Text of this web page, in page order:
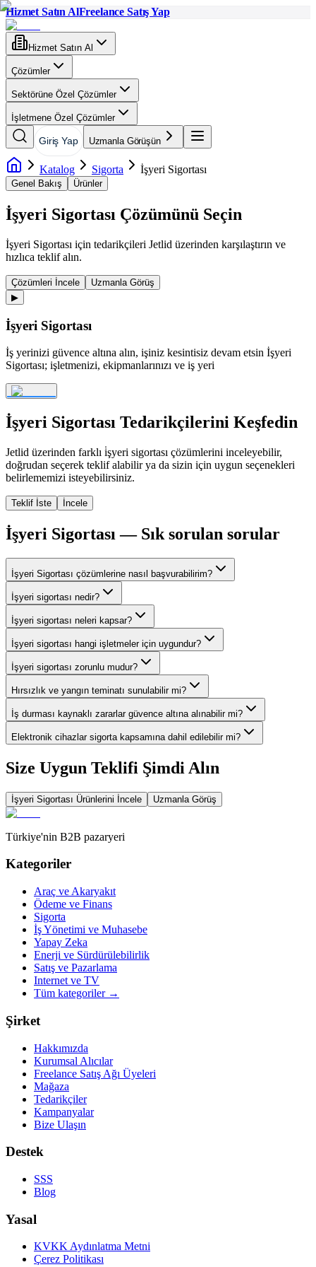
Hizmet Satın AlFreelance Satış Yap
Hizmet Satın Al
Çözümler
Sektörüne Özel Çözümler
İşletmene Özel Çözümler
Giriş Yap Uzmanla Görüşün
Katalog Sigorta İşyeri Sigortası
Genel Bakış Ürünler
İşyeri Sigortası Çözümünü Seçin
İşyeri Sigortası için tedarikçileri Jetlid üzerinden karşılaştırın ve
hızlıca teklif alın.
Çözümleri İncele
Uzmanla Görüş
▶
İşyeri Sigortası
İş yerinizi güvence altına alın, işiniz kesintisiz devam etsin İşyeri
Sigortası; işletmenizi, ekipmanlarınızı ve iş yeri
İşyeri Sigortası Tedarikçilerini Keşfedin
Jetlid üzerinden farklı i̇şyeri sigortası çözümlerini inceleyebilir,
doğrudan seçerek teklif alabilir ya da sizin için uygun seçenekleri
belirlememizi isteyebilirsiniz.
Teklif İste İncele
İşyeri Sigortası — Sık sorulan sorular
İşyeri Sigortası çözümlerine nasıl başvurabilirim?
İşyeri sigortası nedir?
İşyeri sigortası neleri kapsar?
İşyeri sigortası hangi işletmeler için uygundur?
İşyeri sigortası zorunlu mudur?
Hırsızlık ve yangın teminatı sunulabilir mi?
İş durması kaynaklı zararlar güvence altına alınabilir mi?
Elektronik cihazlar sigorta kapsamına dahil edilebilir mi?
Size Uygun Teklifi Şimdi Alın
İşyeri Sigortası Ürünlerini İncele Uzmanla Görüş
Türkiye'nin B2B pazaryeri
Kategoriler
Araç ve Akaryakıt
Ödeme ve Finans
Sigorta
İş Yönetimi ve Muhasebe
Yapay Zeka
Enerji ve Sürdürülebilirlik
Satış ve Pazarlama
Internet ve TV
Tüm kategoriler→
Şirket
Hakkımızda
Kurumsal Alıcılar
Freelance Satış Ağı Üyeleri
Mağaza
Tedarikçiler
Kampanyalar
Bize Ulaşın
Destek
SSS
Blog
Yasal
KVKK Aydınlatma Metni
Çerez Politikası